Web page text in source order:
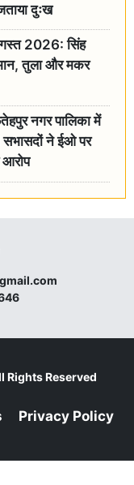
दुःख
2026: सिंह
तुला और मकर
नगर पालिका में
सभासदों ने ईओ पर
आरोप
Rights Reserved
Privacy Policy